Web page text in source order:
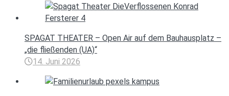
SPAGAT THEATER – Open Air auf dem Bauhausplatz –
„die fließenden (UA)“
14. Juni 2026